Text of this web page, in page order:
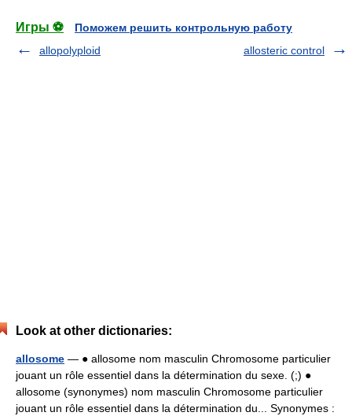
Игры ⚽
Поможем решить контрольную работу
allopolyploid
allosteric control
Look at other dictionaries:
allosome — ● allosome nom masculin Chromosome particulier
jouant un rôle essentiel dans la détermination du sexe. (;) ●
allosome (synonymes) nom masculin Chromosome particulier
jouant un rôle essentiel dans la détermination du... Synonymes :